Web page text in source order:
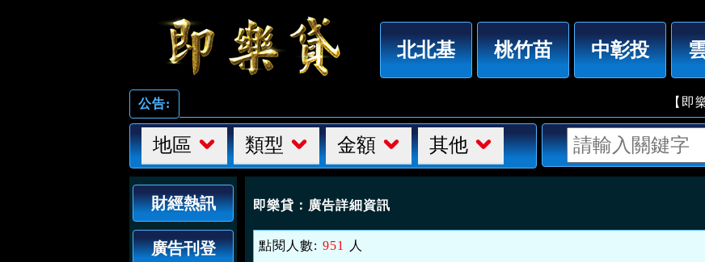
「高雄借錢」親友合資最低利，夫妻自營，10萬內，
北北基 桃竹苗 中彰投
公告: 【即樂貸】
地區 類型 金額 其他
財經熱訊
廣告刊登
即樂貸： 廣告詳細資訊
點閱人數: 951
人